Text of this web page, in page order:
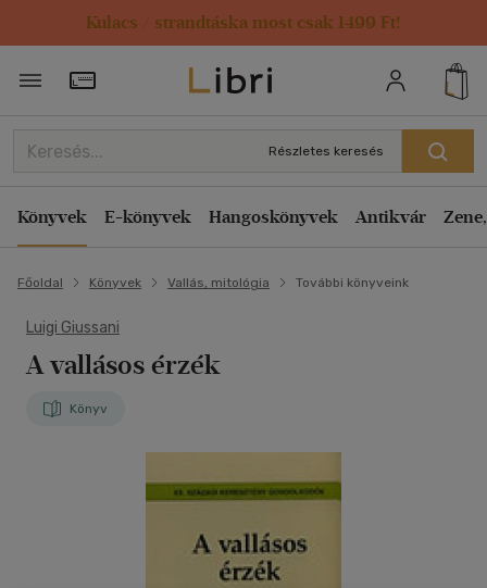
Kulacs / strandtáska most csak 1499 Ft!
Törzsvásárlói Kártya adatai
Részletes keresés
Könyvek E-könyvek Hangoskönyvek Antikvár
Főoldal Könyvek Vallás, mitológia További könyveink
Luigi Giussani
A vallásos érzék
Könyv